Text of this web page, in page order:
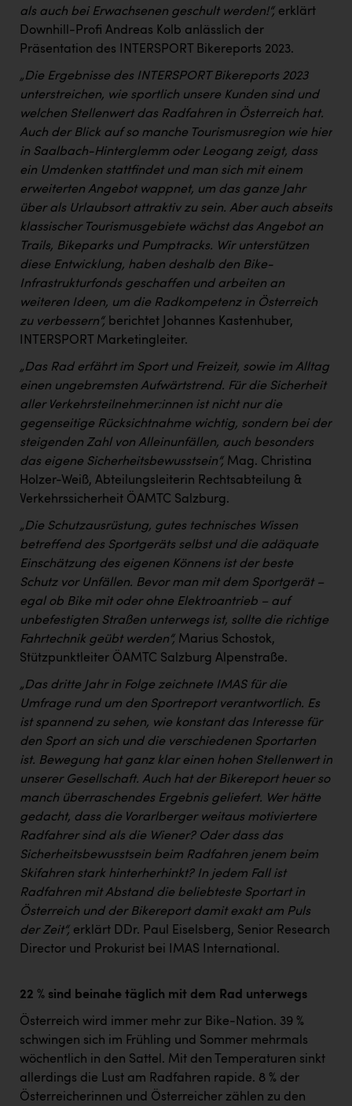
als auch bei Erwachsenen geschult werden!“, erklärt
Downhill-Profi Andreas Kolb anlässlich der
Präsentation des INTERSPORT Bikereports 2023.
„Die Ergebnisse des INTERSPORT Bikereports 2023
unterstreichen, wie sportlich unsere Kunden sind und
welchen Stellenwert das Radfahren in Österreich hat.
Auch der Blick auf so manche Tourismusregion wie hier
in Saalbach-Hinterglemm oder Leogang zeigt, dass
ein Umdenken stattfindet und man sich mit einem
erweiterten Angebot wappnet, um das ganze Jahr
über als Urlaubsort attraktiv zu sein. Aber auch abseits
klassischer Tourismusgebiete wächst das Angebot an
Trails, Bikeparks und Pumptracks. Wir unterstützen
diese Entwicklung, haben deshalb den Bike-
Infrastrukturfonds geschaffen und arbeiten an
weiteren Ideen, um die Radkompetenz in Österreich
zu verbessern“, berichtet Johannes Kastenhuber,
INTERSPORT Marketingleiter.
„Das Rad erfährt im Sport und Freizeit, sowie im Alltag
einen ungebremsten Aufwärtstrend. Für die Sicherheit
aller Verkehrsteilnehmer:innen ist nicht nur die
gegenseitige Rücksichtnahme wichtig, sondern bei der
steigenden Zahl von Alleinunfällen, auch besonders
das eigene Sicherheitsbewusstsein“, Mag. Christina
Holzer-Weiß, Abteilungsleiterin Rechtsabteilung &
Verkehrssicherheit ÖAMTC Salzburg.
„Die Schutzausrüstung, gutes technisches Wissen
betreffend des Sportgeräts selbst und die adäquate
Einschätzung des eigenen Könnens ist der beste
Schutz vor Unfällen. Bevor man mit dem Sportgerät –
egal ob Bike mit oder ohne Elektroantrieb – auf
unbefestigten Straßen unterwegs ist, sollte die richtige
Fahrtechnik geübt werden“, Marius Schostok,
Stützpunktleiter ÖAMTC Salzburg Alpenstraße.
„Das dritte Jahr in Folge zeichnete IMAS für die
Umfrage rund um den Sportreport verantwortlich. Es
ist spannend zu sehen, wie konstant das Interesse für
den Sport an sich und die verschiedenen Sportarten
ist. Bewegung hat ganz klar einen hohen Stellenwert in
unserer Gesellschaft. Auch hat der Bikereport heuer so
manch überraschendes Ergebnis geliefert. Wer hätte
gedacht, dass die Vorarlberger weitaus motiviertere
Radfahrer sind als die Wiener? Oder dass das
Sicherheitsbewusstsein beim Radfahren jenem beim
Skifahren stark hinterherhinkt? In jedem Fall ist
Radfahren mit Abstand die beliebteste Sportart in
Österreich und der Bikereport damit exakt am Puls
der Zeit“, erklärt DDr. Paul Eiselsberg, Senior Research
Director und Prokurist bei IMAS International.
22 % sind beinahe täglich mit dem Rad unterwegs
Österreich wird immer mehr zur Bike-Nation. 39 %
schwingen sich im Frühling und Sommer mehrmals
wöchentlich in den Sattel. Mit den Temperaturen sinkt
allerdings die Lust am Radfahren rapide. 8 % der
Österreicherinnen und Österreicher zählen zu den